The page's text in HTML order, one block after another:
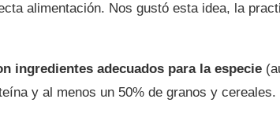
alimentación. Nos gustó esta idea, la
ingredientes adecuados para la especie
y al menos un 50% de granos y cereales.